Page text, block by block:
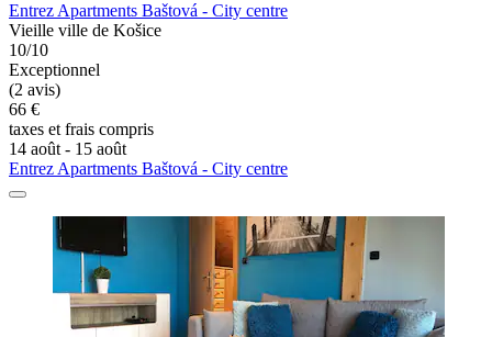
Entrez Apartments Baštová - City centre
Vieille ville de Košice
10/10
Exceptionnel
(2 avis)
66 €
taxes et frais compris
14 août - 15 août
Entrez Apartments Baštová - City centre